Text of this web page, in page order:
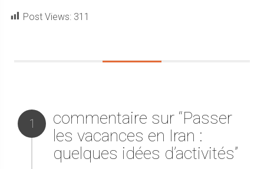
Post Views: 311
1
commentaire sur “Passer
les vacances en Iran :
quelques idées d’activités”